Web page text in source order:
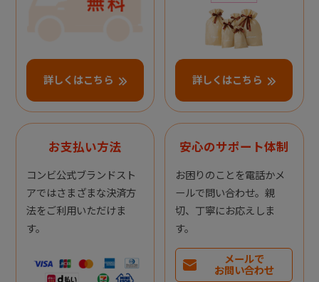
詳しくはこちら 詳しくはこちら
お支払い方法
コンビ公式ブランドスト
アではさまざまな決済方
法をご利用いただけま
す。
安心のサポート体制
お困りのことを電話かメ
ールで問い合わせ。親
切、丁寧にお応えしま
す。
メールで
お問い合わせ